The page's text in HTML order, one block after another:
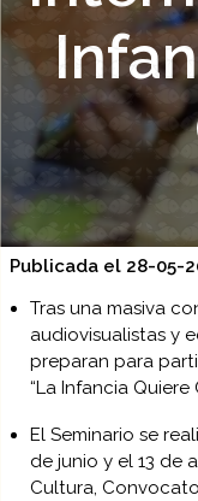
Publicada el 28-05-
Tras una masiva
audiovisualistas y
preparan para
“La Infancia Quiere
El Seminario se
de junio y el 13 de
Cultura,